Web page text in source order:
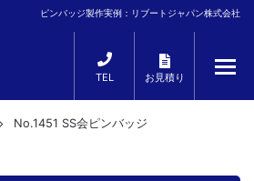
ピンバッジ製作実例：リブートジャパン株式会社
TEL お見積り
No.1451 SS会ピンバッジ